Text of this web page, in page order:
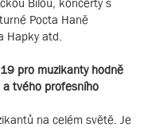
Pocta Haně
Hapky atd.
pro muzikanty hodně
tvého profesního
na celém světě. Je